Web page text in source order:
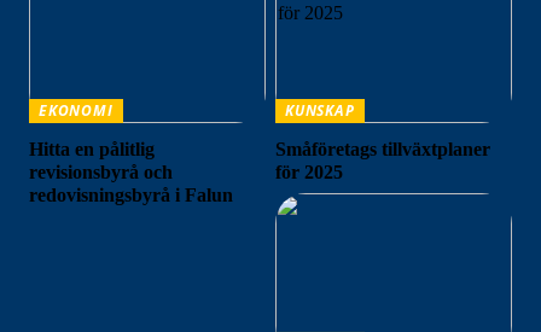
EKONOMI
Hitta en pålitlig
revisionsbyrå och
redovisningsbyrå i Falun
KUNSKAP
Småföretags tillväxtplaner
för 2025